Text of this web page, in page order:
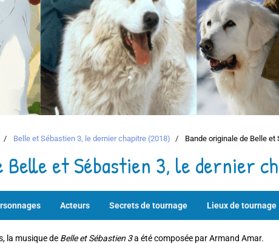
Belle et Sébastien 3, le dernier chapitre (2018) Bande originale de Belle
Belle et Sébastien 3, le dernier
Acteurs Secrets de tournage Lieux de tournage
la musique de Belle et Sébastien 3a été composée par Armand Amar.